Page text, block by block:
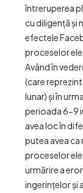
întreruperea
cu diligență și
efectele
proceselor
Având în
(care
lunar) și în
perioada 6-9
avea loc în
putea avea ca
proceselor
urmărire a
ingerințelor și